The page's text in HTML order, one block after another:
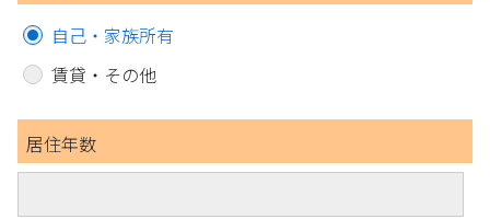
自己・家族所有
賃貸・その他
居住年数